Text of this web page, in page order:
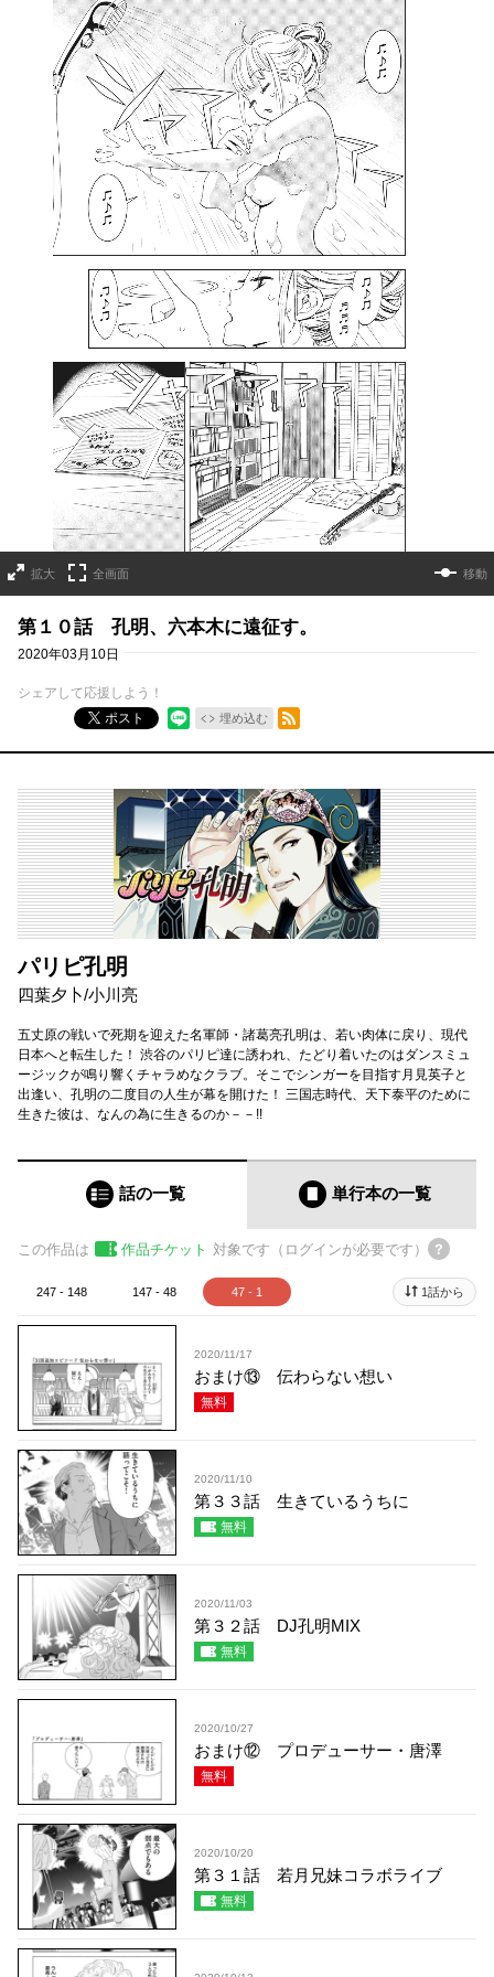
拡大 全画面 移動
第１０話 孔明、六本木に遠征す。
2020年03月10日
シェアして応援しよう！
ポスト
埋め込む
RSSフィード
パリピ孔明
四葉夕卜/小川亮
五丈原の戦いで死期を迎えた名軍師・諸葛亮孔明は、若い肉体に戻り、現代
日本へと転生した！ 渋谷のパリピ達に誘われ、たどり着いたのはダンスミュ
ージックが鳴り響くチャラめなクラブ。そこでシンガーを目指す月見英子と
出逢い、孔明の二度目の人生が幕を開けた！ 三国志時代、天下泰平のために
生きた彼は、なんの為に生きるのか－－!!
話の一覧 単行本の一覧
この作品は 作品チケット 対象です（ログインが必要です）
247 - 148 147 - 48 47 - 1 1話から
2020/11/17
おまけ⑬ 伝わらない想い
無料
2020/11/10
第３３話 生きているうちに
無料
2020/11/03
第３２話 DJ孔明MIX
無料
2020/10/27
おまけ⑫ プロデューサー・唐澤
無料
2020/10/20
第３１話 若月兄妹コラボライブ
無料